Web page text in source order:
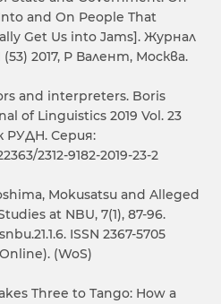
and On People That
Get Us into Jams]. Журнал
2017, Р Валент, Москва.
and interpreters. Boris
of Linguistics 2019 Vol. 23
РУДН. Серия:
2312-9182-2019-23-2
Mokusatsu and Alleged
at NBU, 7(1), 87-96.
ISSN 2367-5705
(WoS)
Three to Tango: How a